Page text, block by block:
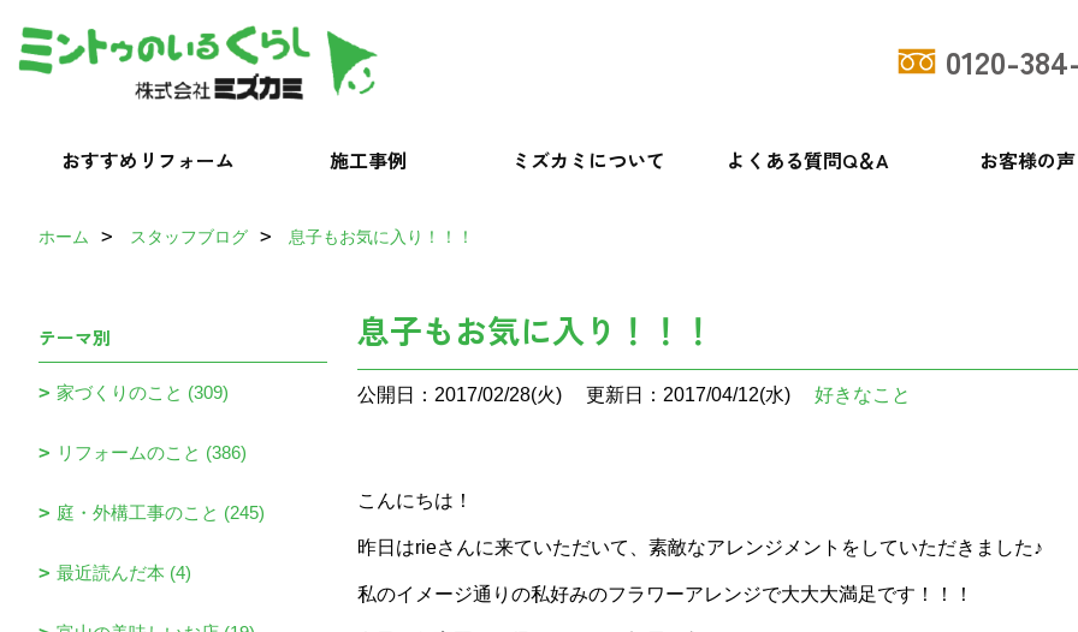
0120-
おすすめリフォーム 施工事例 ミズカミについて よくある質問Q＆A お客様の声
ホーム スタッフブログ 息子もお気に入り！！！
息子もお気に入り！！！
公開日：2017/02/28(火) 更新日：2017/04/12(水) 好きなこと
こんにちは！
昨日はrieさんに来ていただいて、素敵なアレンジメントをしていただきました♪
私のイメージ通りの私好みのフラワーアレンジで大大大満足です！！！
テーマ別
家づくりのこと (309)
リフォームのこと (386)
庭・外構工事のこと (245)
最近読んだ本 (4)